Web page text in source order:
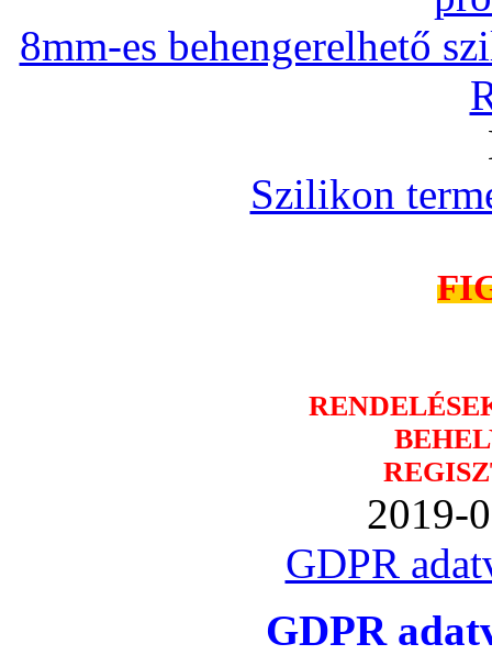
8mm-es behengerelhető
Szilikon
2019-
GDPR
GDPR